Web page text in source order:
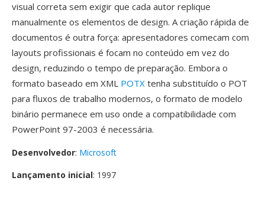
visual correta sem exigir que cada autor replique
manualmente os elementos de design. A criação rápida de
documentos é outra força: apresentadores comecam com
layouts profissionais é focam no conteúdo em vez do
design, reduzindo o tempo de preparação. Embora o
formato baseado em XML POTX tenha substituído o POT
para fluxos de trabalho modernos, o formato de modelo
binário permanece em uso onde a compatibilidade com
PowerPoint 97-2003 é necessária.
Desenvolvedor: Microsoft
Lançamento inicial: 1997